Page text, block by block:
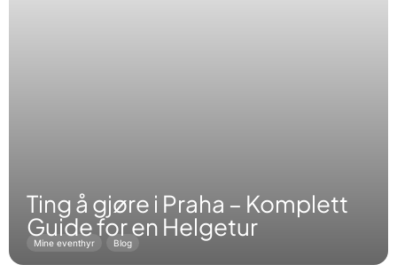
Ting å gjøre i Praha – Komplett
Guide for en Helgetur
Mine eventhyr Blog